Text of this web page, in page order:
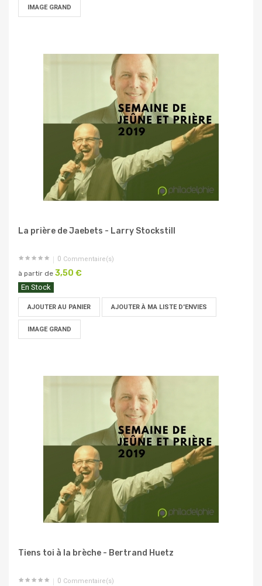
IMAGE GRAND
La prière de Jaebets - Larry Stockstill
0 Commentaire(s)
à partir de 3,50 €
En Stock
AJOUTER AU PANIER AJOUTER À MA LISTE D'ENVIES
IMAGE GRAND
Tiens toi à la brèche - Bertrand Huetz
0 Commentaire(s)